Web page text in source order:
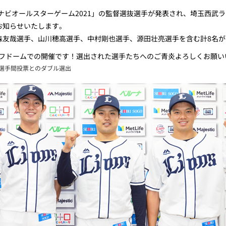
ビオールスターゲーム2021」の監督選抜選手が発表され、埼玉西武
らせいたします。
哉選手、山川穂高選手、中村剛也選手、源田壮亮選手を含む計8名
ドームでの開催です！選出された選手たちへのご青炎よろしくお願
手間投票とのダブル選出